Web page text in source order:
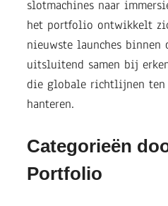
slotmachines naar
het portfolio ontwikkelt
nieuwste launches
uitsluitend samen bij
die globale richtlijnen ten
hanteren.
Categorieën
Portfolio